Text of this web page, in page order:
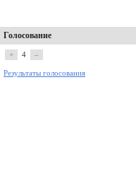
Голосование
+ 4 –
Результаты голосования